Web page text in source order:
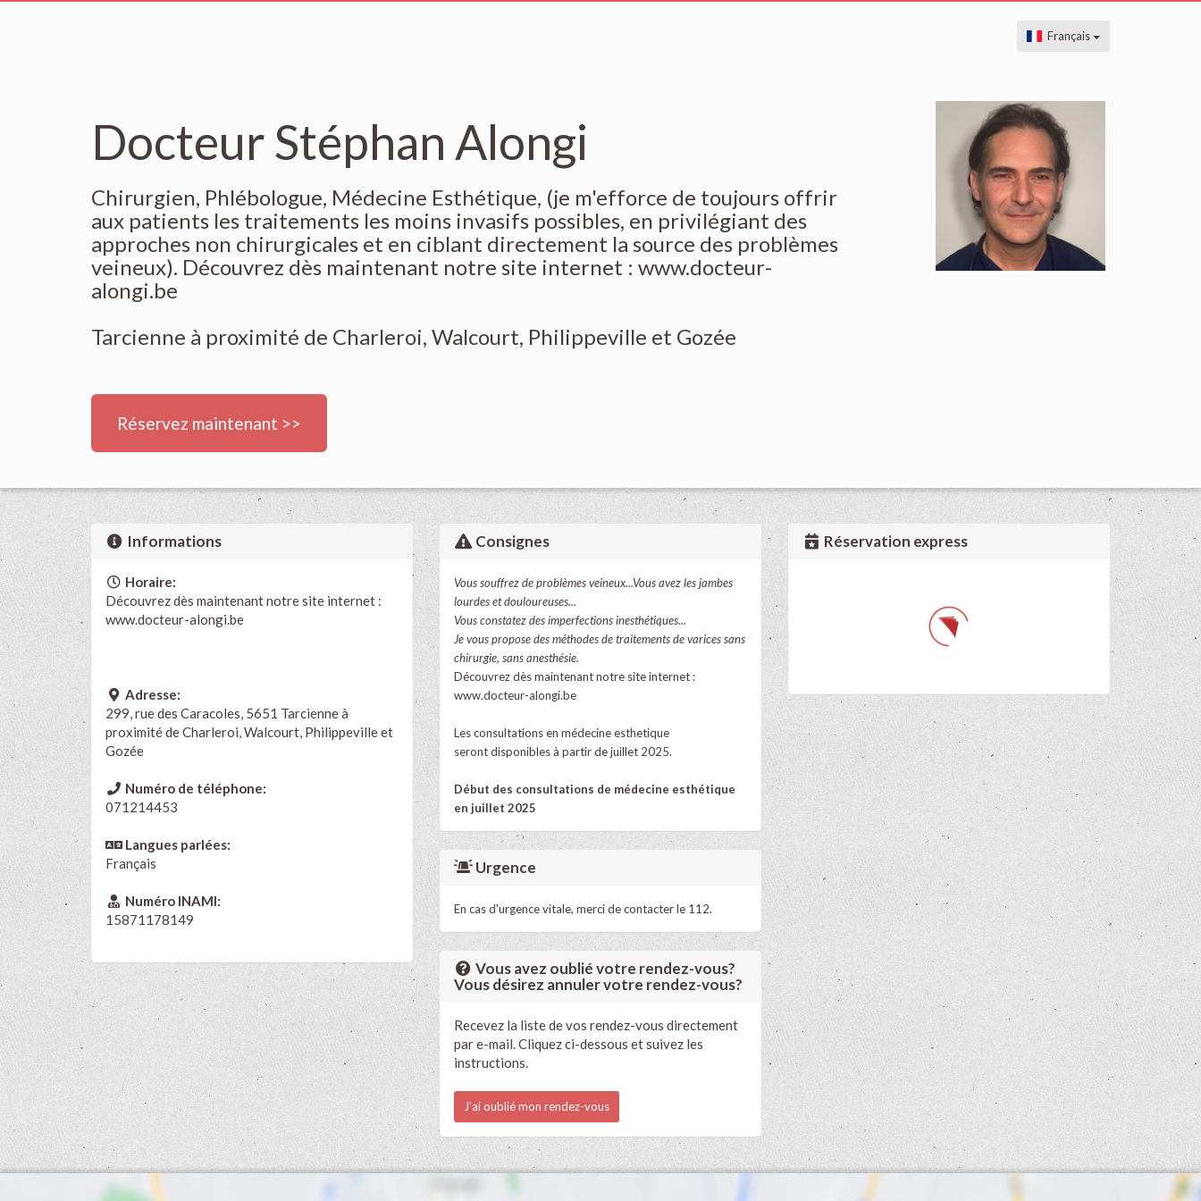
Français
Docteur Stéphan Alongi
Chirurgien, Phlébologue, Médecine Esthétique, (je m'efforce de toujours offrir
aux patients les traitements les moins invasifs possibles, en privilégiant des
approches non chirurgicales et en ciblant directement la source des problèmes
veineux). Découvrez dès maintenant notre site internet : www.docteur-
alongi.be
Tarcienne à proximité de Charleroi, Walcourt, Philippeville et Gozée
Réservez maintenant >>
Informations
Horaire:
Découvrez dès maintenant notre site internet :
www.docteur-alongi.be
Adresse:
299, rue des Caracoles, 5651 Tarcienne à
proximité de Charleroi, Walcourt, Philippeville et
Gozée
Numéro de téléphone:
071214453
Langues parlées:
Français
Numéro INAMI:
15871178149
Consignes
Vous souffrez de problèmes veineux...Vous avez les jambes
lourdes et douloureuses...
Vous constatez des imperfections inesthétiques...
Je vous propose des méthodes de traitements de varices sans
chirurgie, sans anesthésie.
Découvrez dès maintenant notre site internet :
www.docteur-alongi.be
Les consultations en médecine esthetique
seront disponibles à partir de juillet 2025.
Début des consultations de médecine esthétique
en juillet 2025
Urgence
En cas d'urgence vitale, merci de contacter le 112.
Vous avez oublié votre rendez-vous?
Vous désirez annuler votre rendez-vous?
Recevez la liste de vos rendez-vous directement
par e-mail. Cliquez ci-dessous et suivez les
instructions.
J'ai oublié mon rendez-vous
Réservation express